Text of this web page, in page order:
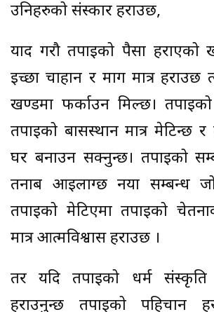
उनिहरुको संस्कार हराउछ,
याद गरौ तपाइको पैसा हराएको
इच्छा चाहान र माग मात्र
खण्डमा फर्काउन मिल्छ।
तपाइको बासस्थान मात्र मेटिन्छ
घर बनाउन सक्नुहुन्छ। तपाइको
तनाब आइलाग्छ नया सम्बन्ध
तपाइको मेटिएमा तपाइको
मात्र आत्मविश्वास हराउछ ।
तर यदि तपाइको धर्म संस्कृति
हराउनुहुन्छ तपाइको पहिचान